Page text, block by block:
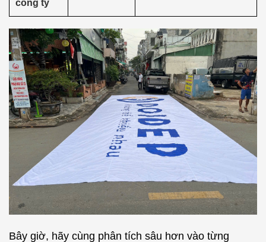
công ty
Bây giờ, hãy cùng phân tích sâu hơn vào từng